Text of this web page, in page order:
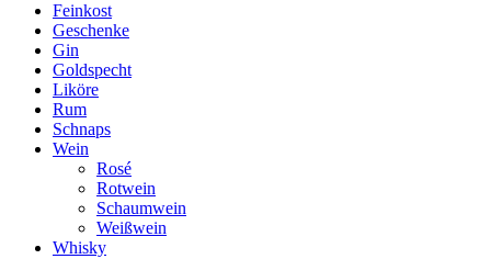
Feinkost
Geschenke
Gin
Goldspecht
Liköre
Rum
Schnaps
Wein
Rosé
Rotwein
Schaumwein
Weißwein
Whisky